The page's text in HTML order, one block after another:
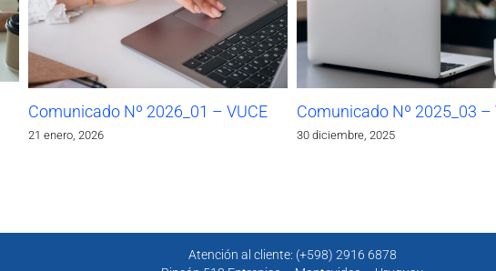
Comunicado Nº 2026_01 – VUCE
21 enero, 2026
Comunicado Nº 2025_03 –
30 diciembre, 2025
Atención al cliente: (+598) 2916 6878